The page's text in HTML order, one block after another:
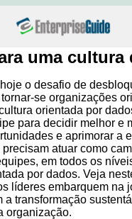
uma cultura
o desafio de
se organizações
orientada por
para decidir melhor e
e aprimorar a
atuar como
em todos os
por dados. Veja
líderes embarquem na
a transformação
organização.